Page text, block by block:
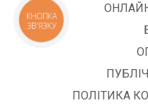
ПОЛІТИКА
КНОПКА
ЗВ'ЯЗКУ